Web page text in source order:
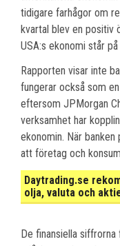
tidigare farhågor om
kvartal blev en positiv
USA:s ekonomi står
Rapporten visar inte
fungerar också som
eftersom JPMorgan
verksamhet har
ekonomin. När
att företag och
Daytrading.se
olja, valuta och
De finansiella